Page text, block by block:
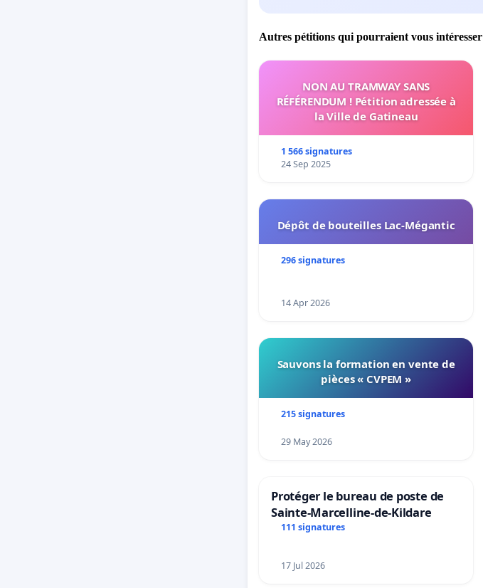
Autres pétitions qui pourraient vous intéresser
NON AU TRAMWAY SANS
RÉFÉRENDUM ! Pétition adressée à
la Ville de Gatineau
1 566 signatures
24 Sep 2025
Dépôt de bouteilles Lac-Mégantic
296 signatures
14 Apr 2026
Sauvons la formation en vente de
pièces « CVPEM »
215 signatures
29 May 2026
Protéger le bureau de poste de
Sainte-Marcelline-de-Kildare
111 signatures
17 Jul 2026